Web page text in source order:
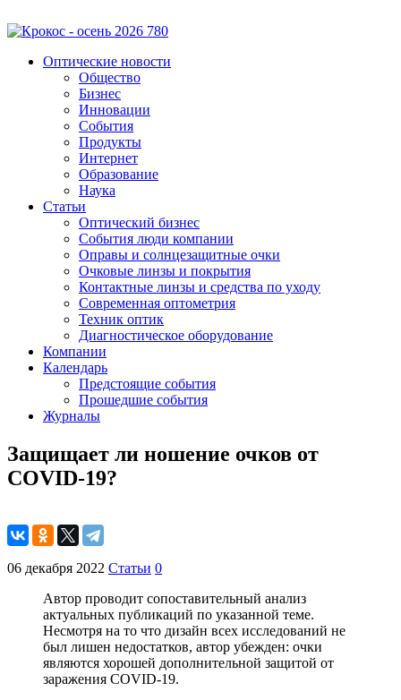
Оптические новости
Общество
Бизнес
Инновации
События
Продукты
Интернет
Образование
Наука
Статьи
Оптический бизнес
События люди компании
Оправы и солнцезащитные очки
Очковые линзы и покрытия
Контактные линзы и средства по уходу
Современная оптометрия
Техник оптик
Диагностическое оборудование
Компании
Календарь
Предстоящие события
Прошедшие события
Журналы
Защищает ли ношение очков от
COVID-19?
06 декабря 2022 Статьи 0
Автор проводит сопоставительный анализ
актуальных пуб­ликаций по указанной теме.
Несмотря на то что дизайн всех исследований не
был лишен недостатков, автор убеж­ден: очки
являются хорошей дополнительной защитой от
заражения COVID-19.